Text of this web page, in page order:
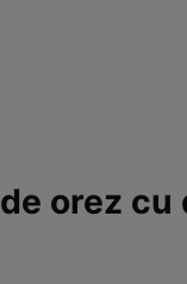
orez cu